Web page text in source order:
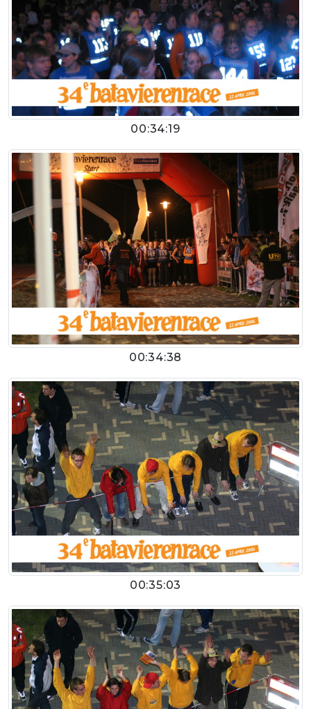
00:34:19
00:34:38
00:35:03